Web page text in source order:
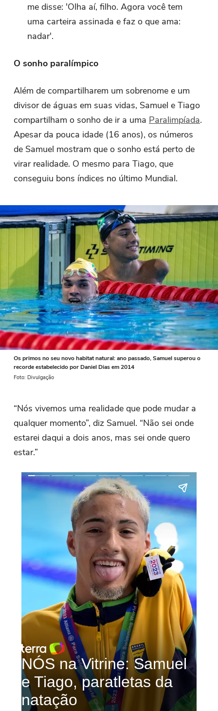
me disse: 'Olha aí, filho. Agora você tem
uma carteira assinada e faz o que ama:
nadar'.
O sonho paralímpico
Além de compartilharem um sobrenome e um
divisor de águas em suas vidas, Samuel e Tiago
compartilham o sonho de ir a uma Paralimpíada.
Apesar da pouca idade (16 anos), os números
de Samuel mostram que o sonho está perto de
virar realidade. O mesmo para Tiago, que
conseguiu bons índices no último Mundial.
Os primos no seu novo habitat natural: ano passado, Samuel superou o
recorde estabelecido por Daniel Dias em 2014
Foto: Divulgação
“Nós vivemos uma realidade que pode mudar a
qualquer momento”, diz Samuel. “Não sei onde
estarei daqui a dois anos, mas sei onde quero
estar.”